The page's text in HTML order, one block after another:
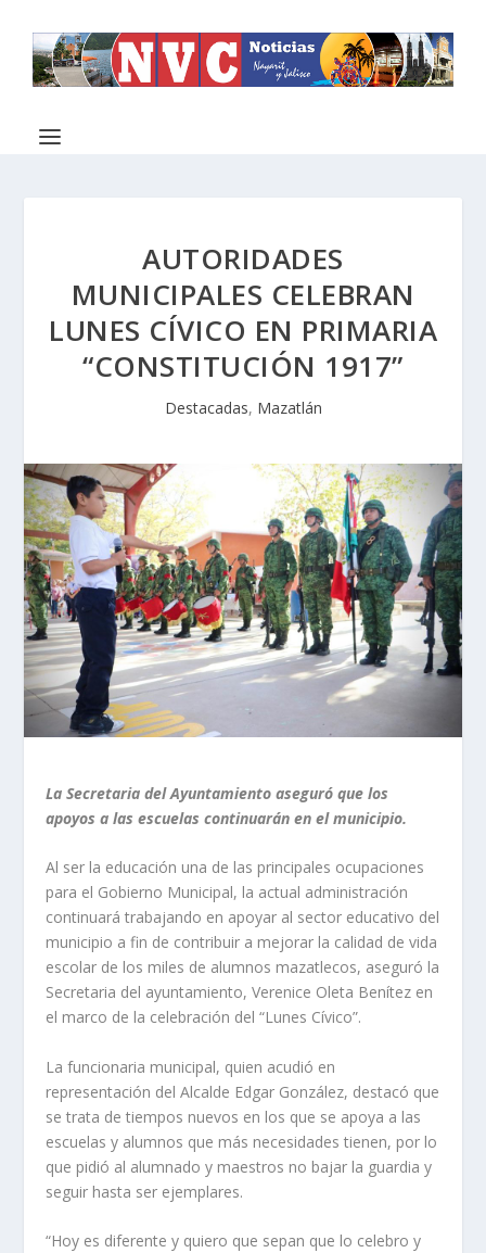
AUTORIDADES
MUNICIPALES CELEBRAN
LUNES CÍVICO EN PRIMARIA
“CONSTITUCIÓN 1917”
Destacadas, Mazatlán
La Secretaria del Ayuntamiento aseguró que los
apoyos a las escuelas continuarán en el municipio.
Al ser la educación una de las principales ocupaciones
para el Gobierno Municipal, la actual administración
continuará trabajando en apoyar al sector educativo del
municipio a fin de contribuir a mejorar la calidad de vida
escolar de los miles de alumnos mazatlecos, aseguró la
Secretaria del ayuntamiento, Verenice Oleta Benítez en
el marco de la celebración del “Lunes Cívico”.
La funcionaria municipal, quien acudió en
representación del Alcalde Edgar González, destacó que
se trata de tiempos nuevos en los que se apoya a las
escuelas y alumnos que más necesidades tienen, por lo
que pidió al alumnado y maestros no bajar la guardia y
seguir hasta ser ejemplares.
“Hoy es diferente y quiero que sepan que lo celebro y